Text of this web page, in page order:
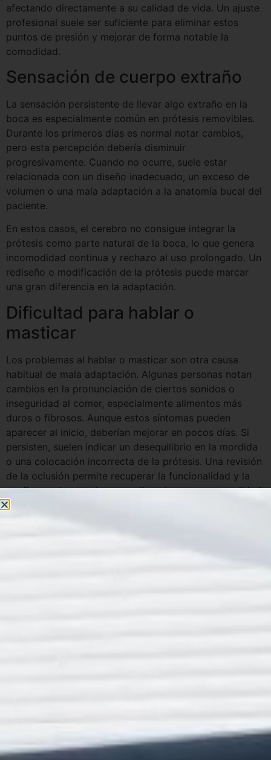
afectando directamente a su calidad de vida. Un ajuste
profesional suele ser suficiente para eliminar estos
puntos de presión y mejorar de forma notable la
comodidad.
Sensación de cuerpo extraño
La sensación persistente de llevar algo extraño en la
boca es especialmente común en prótesis removibles.
Durante los primeros días es normal notar cambios,
pero esta percepción debería disminuir
progresivamente. Cuando no ocurre, suele estar
relacionada con un diseño inadecuado, un exceso de
volumen o una mala adaptación a la anatomía bucal del
paciente.
En estos casos, el cerebro no consigue integrar la
prótesis como parte natural de la boca, lo que genera
incomodidad continua y rechazo al uso prolongado. Un
rediseño o modificación de la prótesis puede marcar
una gran diferencia en la adaptación.
Dificultad para hablar o
masticar
Los problemas al hablar o masticar son otra causa
habitual de mala adaptación. Algunas personas notan
cambios en la pronunciación de ciertos sonidos o
inseguridad al comer, especialmente alimentos más
duros o fibrosos. Aunque estos síntomas pueden
aparecer al inicio, deberían mejorar en pocos días. Si
persisten, suelen indicar un desequilibrio en la mordida
o una colocación incorrecta de la prótesis. Una revisión
de la oclusión permite recuperar la funcionalidad y la
confianza al comunicarse y alimentarse con normalidad.
Exceso de movilidad
profesional
La adaptación a una prótesis dental no es un proceso